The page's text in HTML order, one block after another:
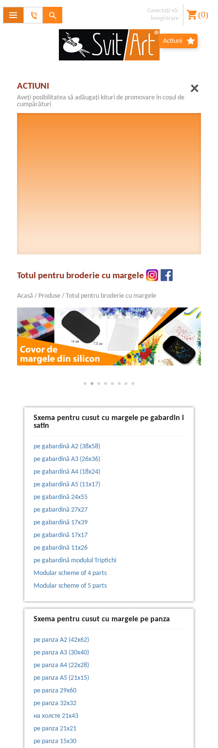
Contactaţi-
Conectaţi-vă;
Înregistrare
V-aţi uitat
parola??
(0)
Actiuni
ACTIUNI
Aveţi posibilitatea să adăugaţi kituri de promovare în coşul de
cumpărături
Totul pentru broderie cu margele
Acasă / Produse / Totul pentru broderie cu margele
Sxema pentru cusut cu margele pe gabardin i
satin
pe gabardină A2 (38x58)
pe gabardină А3 (26х36)
pe gabardină A4 (18х24)
pe gabardină А5 (11x17)
pe gabardină 24x55
pe gabardină 27x27
pe gabardină 17x39
pe gabardină 17x17
pe gabardină 11x26
pe gabardină modulul Triptichi
Modular scheme of 4 parts
Modular scheme of 5 parts
Sxema pentru cusut cu margele pe panza
pe panza А2 (42х62)
pe panza А3 (30х40)
pe panza А4 (22х28)
pe panza А5 (21х15)
pe panza 29x60
pe panza 32х32
на холсте 21x43
pe panza 21x21
pe panza 15x30